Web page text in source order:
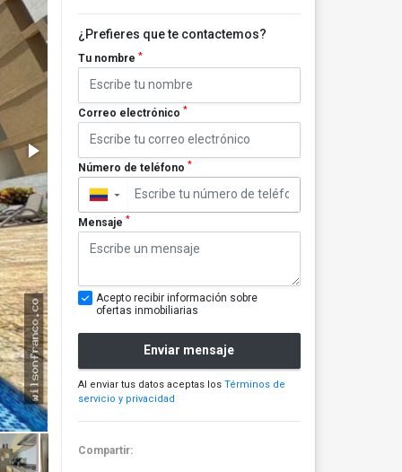
¿Prefieres que te contactemos?
Tu nombre *
Correo electrónico *
Número de teléfono *
▼
Mensaje *
Acepto recibir información sobre
ofertas inmobiliarias
Enviar mensaje
Al enviar tus datos aceptas los Términos de
servicio y privacidad
Compartir: